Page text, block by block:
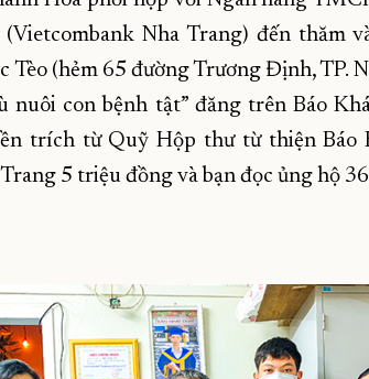
(Vietcombank Nha Trang) đến thăm
Tèo (hẻm 65 đường Trương Định, TP.
nuôi con bệnh tật” đăng trên Báo
trích từ Quỹ Hộp thư từ thiện Báo
5 triệu đồng và bạn đọc ủng hộ